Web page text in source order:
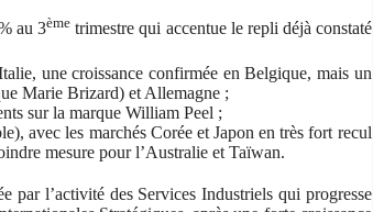
au 3ème trimestre qui accentue le repli déjà constaté
une croissance confirmée en Belgique, mais un
Marie Brizard) et Allemagne ;
sur la marque William Peel ;
avec les marchés Corée et Japon en très fort recul
mesure pour l’Australie et Taïwan.
par l’activité des Services Industriels qui progresse